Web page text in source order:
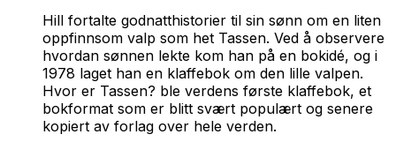
Hill fortalte godnatthistorier til sin sønn om en liten
oppfinnsom valp som het Tassen. Ved å observere
hvordan sønnen lekte kom han på en bokidé, og i
1978 laget han en klaffebok om den lille valpen.
Hvor er Tassen? ble verdens første klaffebok, et
bokformat som er blitt svært populært og senere
kopiert av forlag over hele verden.